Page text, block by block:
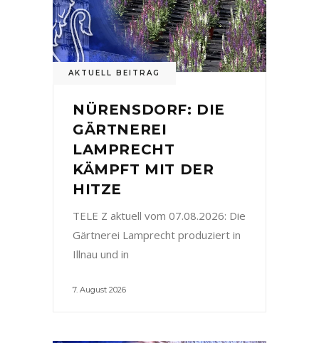
AKTUELL BEITRAG
NÜRENSDORF: DIE
GÄRTNEREI
LAMPRECHT
KÄMPFT MIT DER
HITZE
TELE Z aktuell vom 07.08.2026: Die
Gärtnerei Lamprecht produziert in
Illnau und in
7. August 2026